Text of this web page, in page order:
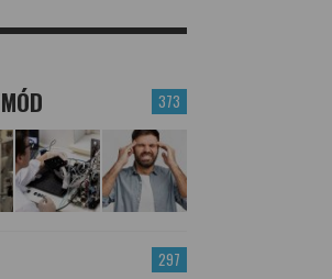
373
297